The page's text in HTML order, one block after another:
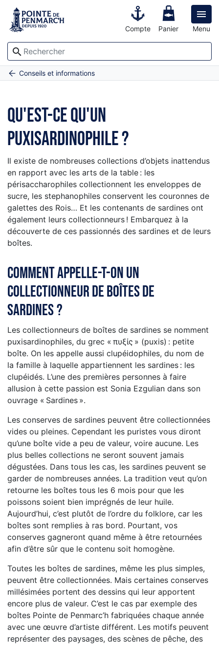

Menu
search
Compte Panier
AccueilConseils et informations
Qu'est-ce qu'un puxisardinophile ?
Qu'est-ce qu'un
puxisardinophile ?
Il existe de nombreuses collections d’objets inattendus
en rapport avec les arts de la table : les
périsaccharophiles collectionnent les enveloppes de
sucre, les stephanophiles conservent les couronnes de
galettes des Rois… Et les contenants de sardines ont
également leurs collectionneurs ! Embarquez à la
découverte de ces passionnés des sardines et de leurs
boîtes.
Comment appelle-t-on un
collectionneur de boîtes de
sardines ?
Les collectionneurs de boîtes de sardines se nomment
puxisardinophiles, du grec « πυξίς » (puxis) : petite
boîte. On les appelle aussi clupéidophiles, du nom de
la famille à laquelle appartiennent les sardines : les
clupéidés. L’une des premières personnes à faire
allusion à cette passion est Sonia Ezgulian dans son
ouvrage « Sardines ».
Les conserves de sardines peuvent être collectionnées
vides ou pleines. Cependant les puristes vous diront
qu’une boîte vide a peu de valeur, voire aucune. Les
plus belles collections ne seront souvent jamais
dégustées. Dans tous les cas, les sardines peuvent se
garder de nombreuses années. La tradition veut qu’on
retourne les boîtes tous les 6 mois pour que les
poissons soient bien imprégnés de leur huile.
Aujourd’hui, c’est plutôt de l’ordre du folklore, car les
boîtes sont remplies à ras bord. Pourtant, vos
conserves gagneront quand même à être retournées
afin d’être sûr que le contenu soit homogène.
Toutes les boîtes de sardines, même les plus simples,
peuvent être collectionnées. Mais certaines conserves
millésimées portent des dessins qui leur apportent
encore plus de valeur. C’est le cas par exemple des
boîtes Pointe de Penmarc’h fabriquées chaque année
avec une œuvre d’artiste différent. Les motifs peuvent
représenter des paysages, des scènes de pêche, des